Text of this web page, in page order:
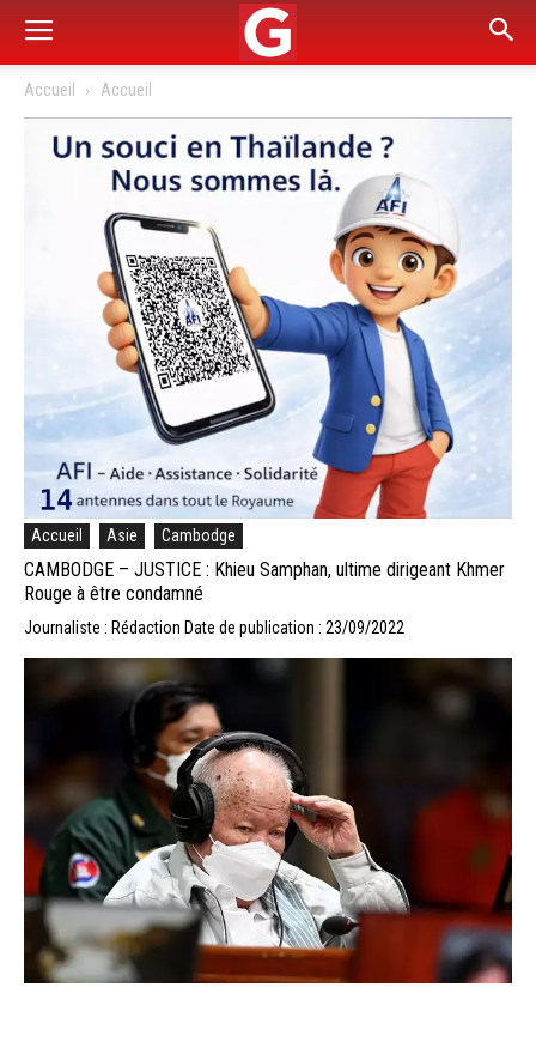
Accueil Accueil
Accueil Asie Cambodge
CAMBODGE – JUSTICE : Khieu Samphan, ultime dirigeant Khmer
Rouge à être condamné
Journaliste : Rédaction Date de publication : 23/09/2022